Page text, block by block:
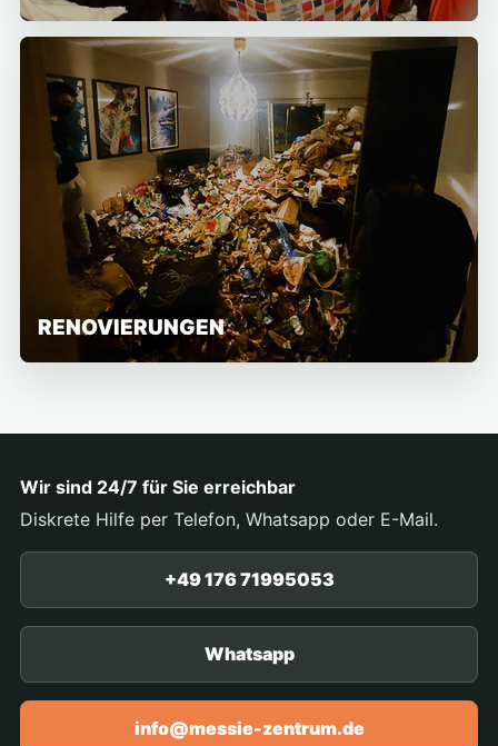
RENOVIERUNGEN
Wir sind 24/7 für Sie erreichbar
Diskrete Hilfe per Telefon, Whatsapp oder E-Mail.
+49 176 71995053
Whatsapp
info@messie-zentrum.de